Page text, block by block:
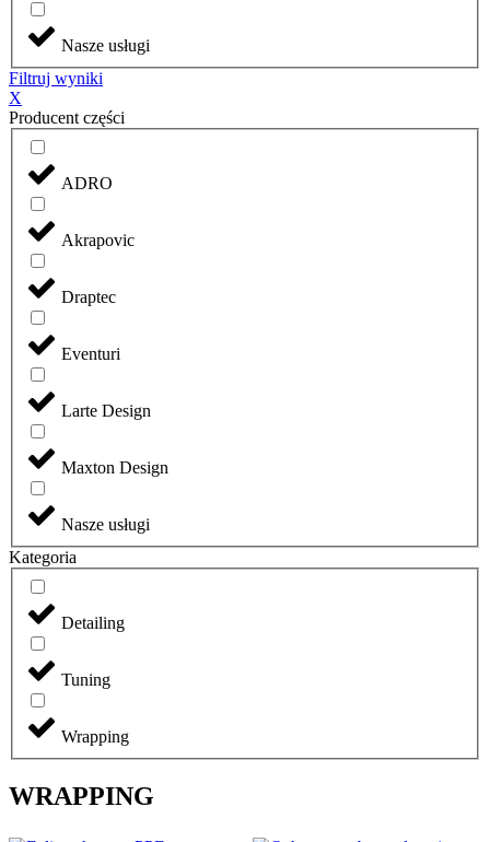
Nasze usługi
Filtruj wyniki
X
Producent części
ADRO
Akrapovic
Draptec
Eventuri
Larte Design
Maxton Design
Nasze usługi
Kategoria
Detailing
Tuning
Wrapping
WRAPPING